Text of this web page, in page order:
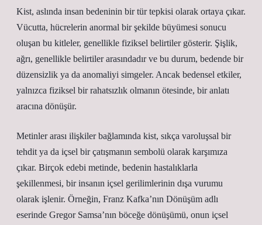
Kist, aslında insan bedeninin bir tür tepkisi olarak ortaya çıkar.
Vücutta, hücrelerin anormal bir şekilde büyümesi sonucu
oluşan bu kitleler, genellikle fiziksel belirtiler gösterir. Şişlik,
ağrı, genellikle belirtiler arasındadır ve bu durum, bedende bir
düzensizlik ya da anomaliyi simgeler. Ancak bedensel etkiler,
yalnızca fiziksel bir rahatsızlık olmanın ötesinde, bir anlatı
aracına dönüşür.
Metinler arası ilişkiler bağlamında kist, sıkça varoluşsal bir
tehdit ya da içsel bir çatışmanın sembolü olarak karşımıza
çıkar. Birçok edebi metinde, bedenin hastalıklarla
şekillenmesi, bir insanın içsel gerilimlerinin dışa vurumu
olarak işlenir. Örneğin, Franz Kafka’nın Dönüşüm adlı
eserinde Gregor Samsa’nın böceğe dönüşümü, onun içsel